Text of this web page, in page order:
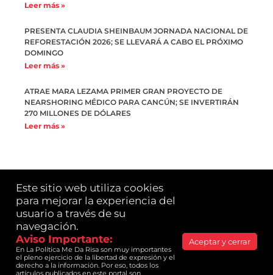
Leer más »
PRESENTA CLAUDIA SHEINBAUM JORNADA NACIONAL DE
REFORESTACIÓN 2026; SE LLEVARÁ A CABO EL PRÓXIMO
DOMINGO
Leer más »
ATRAE MARA LEZAMA PRIMER GRAN PROYECTO DE
NEARSHORING MÉDICO PARA CANCÚN; SE INVERTIRÁN
270 MILLONES DE DÓLARES
Leer más »
LA POLÍTICA ME DA RISA© es una publicación de
Yazmín Alessandrini. 2021 Todos los derechos
reservados.
Consulta nuestro Aviso de Privacidad
Sitio diseñado, publicado y mantenido por
Este sitio web utiliza cookies
para mejorar la experiencia del
usuario a través de su
navegación.​
Aviso Importante:​
En La Política Me Da Risa son muy importantes
el pleno ejercicio de la libertad de expresión y el
derecho a la información. Por eso, todos los
artículos publicados en este portal son
Aceptar y cerrar